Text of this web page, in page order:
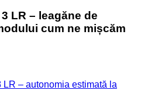
LR – leagăne de
cum ne mișcăm
LR – autonomia estimată la